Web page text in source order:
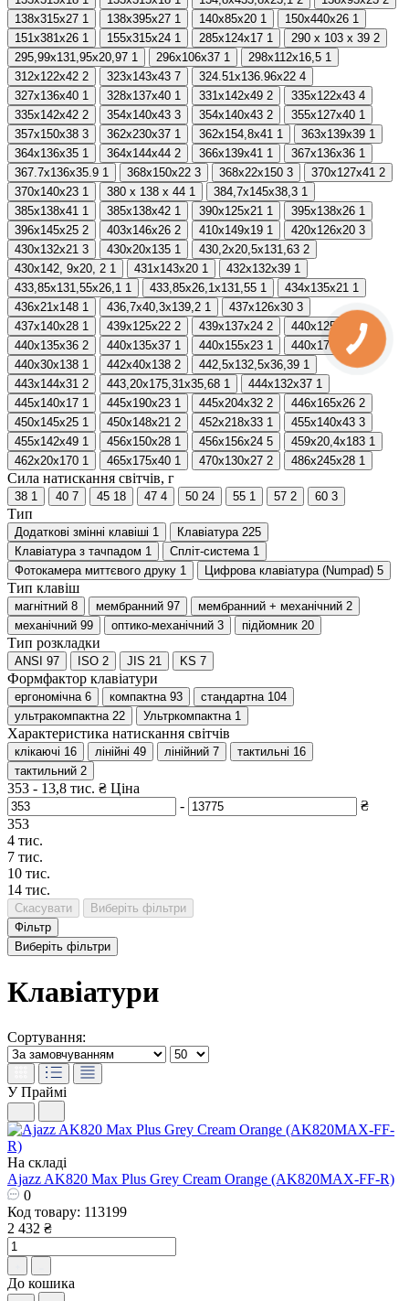
138x315x27 1 138x395x27 1 140x85x20 1 150x440x26 1
151x381x26 1 155x315x24 1 285x124x17 1 290 x 103 x 39 2
295,99x131,95x20,97 1 296x106x37 1 298x112x16,5 1
312x122x42 2 323x143x43 7 324.51x136.96x22 4
327x136x40 1 328x137x40 1 331x142x49 2 335x122x43 4
335x142x42 2 354x140x43 3 354х140х43 2 355x127x40 1
357x150x38 3 362x230x37 1 362x154,8x41 1 363x139x39 1
364x136x35 1 364x144x44 2 366x139x41 1 367x136x36 1
367.7x136x35.9 1 368x150x22 3 368x22x150 3 370х127х41 2
370х140х23 1 380 х 138 х 44 1 384,7x145x38,3 1
385x138x41 1 385x138x42 1 390x125x21 1 395x138x26 1
396x145x25 2 403x146x26 2 410x149x19 1 420x126x20 3
430x132x21 3 430x20x135 1 430,2x20,5x131,63 2
430х142, 9х20, 2 1 431х143х20 1 432x132x39 1
433,85x131,55x26,1 1 433,85x26,1x131,55 1 434x135x21 1
436х21х148 1 436,7x40,3x139,2 1 437x126x30 3
437x140x28 1 439x125x22 2 439x137x24 2 440x125x22
1
440x135x36 2 440x135x37 1 440x155x23 1 440x170x20 4
440x30x138 1 442x40x138 2 442,5x132,5x36,39 1
443x144x31 2 443,20x175,31x35,68 1 444x132x37 1
445x140x17 1 445x190x23 1 445x204x32 2 446x165x26 2
450x145x25 1 450x148x21 2 452x218x33 1 455x140x43 3
455x142x49 1 456x150x28 1 456x156x24 5 459x20,4x183 1
462x20x170 1 465x175x40 1 470x130x27 2 486x245x28 1
Сила натискання світчів, г
38 1 40 7 45 18 47 4 50 24 55 1 57 2 60 3
Тип
Додаткові змінні клавіші 1 Клавіатура 225
Клавіатура з тачпадом 1 Спліт-система 1
Фотокамера миттєвого друку 1 Цифрова клавіатура (Numpad) 5
Тип клавіш
магнітний 8 мембранний 97 мембранний + механічний 2
механічний 99 оптико-механічний 3 підйомник 20
Тип розкладки
ANSI 97 ISO 2 JIS 21 KS 7
Формфактор клавіатури
ергономічна 6 компактна 93 стандартна 104
ультракомпактна 22 Ультркомпактна 1
Характеристика натискання світчів
клікаючі 16 лінійні 49 лінійний 7 тактильні 16
тактильний 2
353 - 13,8 тис. ₴ Ціна
-
₴
353
4 тис.
7 тис.
10 тис.
14 тис.
Скасувати
Виберіть фільтри
Фільтр
Виберіть фільтри
Клавіатури
Сортування:
У Праймі
На складі
Ajazz AK820 Max Plus Grey Cream Orange (AK820MAX-FF-R)
0
Код товару: 113199
2 432 ₴
До кошика